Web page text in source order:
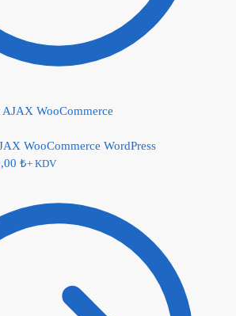
WooCommerce WordPress
₺+ KDV